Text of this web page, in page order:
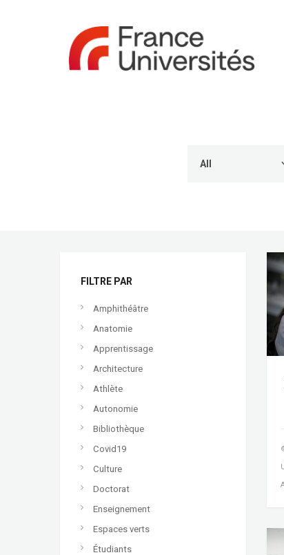
FILTRE PAR
Amphithéâtre
Anatomie
Apprentissage
Architecture
Athlète
Autonomie
Bibliothèque
Covid19
Culture
Doctorat
Enseignement
Espaces verts
Étudiants